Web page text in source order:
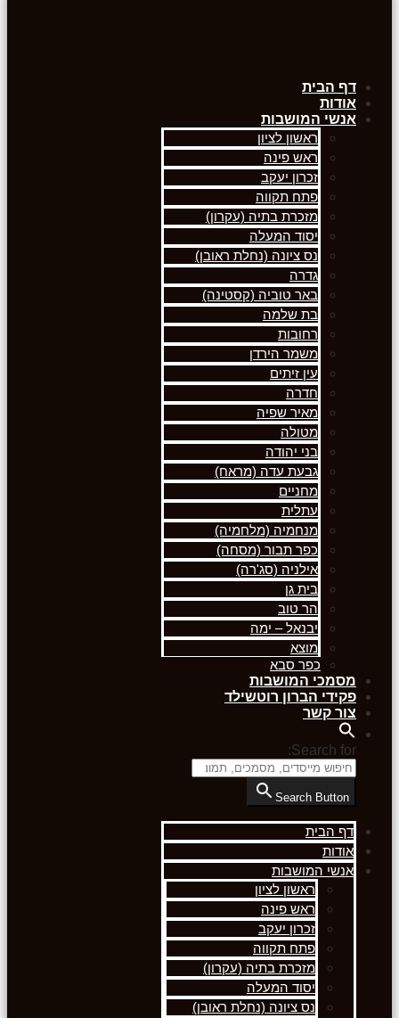
דף הבית
אודות
אנשי המושבות
ראשון לציון
ראש פינה
זכרון יעקב
פתח תקווה
מזכרת בתיה (עקרון)
יסוד המעלה
נס ציונה (נחלת ראובן)
גדרה
באר טוביה (קסטינה)
בת שלמה
רחובות
משמר הירדן
עין זיתים
חדרה
מאיר שפיה
מטולה
בני יהודה
גבעת עדה (מראח)
מחניים
עתלית
מנחמיה (מלחמיה)
כפר תבור (מסחה)
אילניה (סג'רה)
בית גן
הר טוב
יבנאל – ימה
מוצא
כפר סבא
מסמכי המושבות
פקידי הברון רוטשילד
צור קשר
Search for:
Search Button
דף הבית
אודות
אנשי המושבות
ראשון לציון
ראש פינה
זכרון יעקב
פתח תקווה
מזכרת בתיה (עקרון)
יסוד המעלה
נס ציונה (נחלת ראובן)